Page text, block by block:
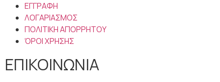
ΕΓΓΡΑΦΗ
ΛΟΓΑΡΙΑΣΜΟΣ
ΠΟΛΙΤΙΚΗ ΑΠΟΡΡΗΤΟΥ
ΌΡΟΙ ΧΡΗΣΗΣ
ΕΠΙΚΟΙΝΩΝΙΑ